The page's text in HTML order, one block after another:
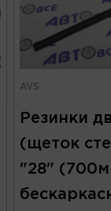
AVS
Резинки
(щеток
"28"